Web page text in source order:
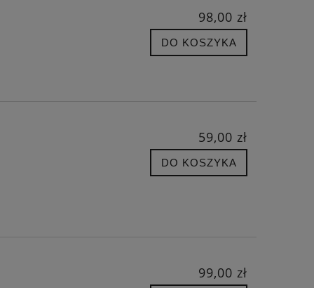
98,00 zł
DO KOSZYKA
59,00 zł
DO KOSZYKA
99,00 zł